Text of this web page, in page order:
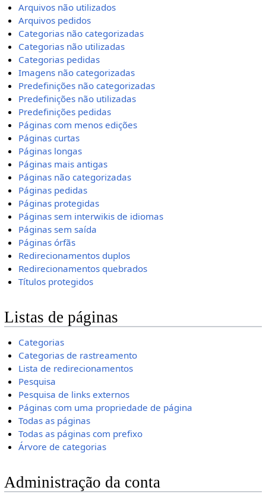
Arquivos não utilizados
Arquivos pedidos
Categorias não categorizadas
Categorias não utilizadas
Categorias pedidas
Imagens não categorizadas
Predefinições não categorizadas
Predefinições não utilizadas
Predefinições pedidas
Páginas com menos edições
Páginas curtas
Páginas longas
Páginas mais antigas
Páginas não categorizadas
Páginas pedidas
Páginas protegidas
Páginas sem interwikis de idiomas
Páginas sem saída
Páginas órfãs
Redirecionamentos duplos
Redirecionamentos quebrados
Títulos protegidos
Listas de páginas
Categorias
Categorias de rastreamento
Lista de redirecionamentos
Pesquisa
Pesquisa de links externos
Páginas com uma propriedade de página
Todas as páginas
Todas as páginas com prefixo
Árvore de categorias
Administração da conta